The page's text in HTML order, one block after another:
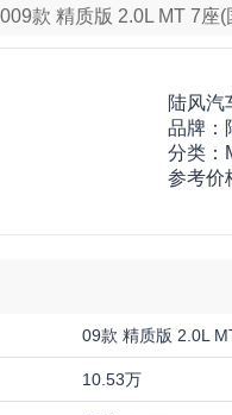
款 精质版 2.0L MT 7座
陆风汽
品牌：
分类：
参考价
09款 精质版 2.0L
10.53万